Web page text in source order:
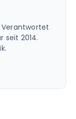
Verantwortet
seit 2014.